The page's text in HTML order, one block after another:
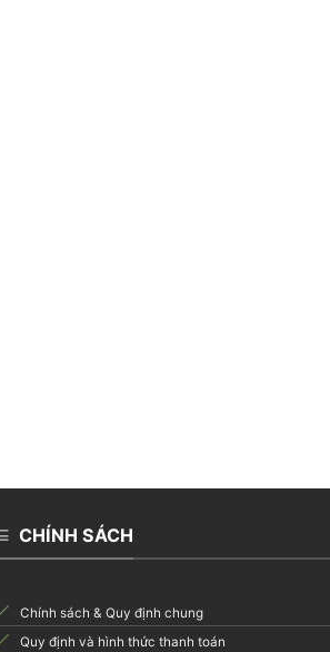
CHÍNH SÁCH
Chính sách & Quy định chung
Quy định và hình thức thanh toán